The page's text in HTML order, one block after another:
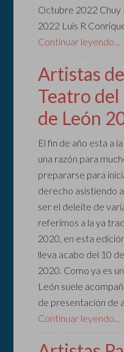
Octubre 2022 Chuy
2022 Luis R
Continuar leyendo...
Artistas
Teatro del
de León
El fin de año esta a
una razón para
prepararse para
derecho asistiendo
ser el deleite de
referimos a la ya
2020, en esta
lleva acabo del 10
2020. Como ya es
León suele
de presentación de
Continuar leyendo...